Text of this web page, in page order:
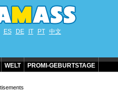
ES DE IT PT 中文
WELT PROMI-GEBURTSTAGE